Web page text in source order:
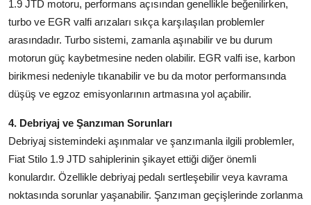
1.9 JTD motoru, performans açısından genellikle beğenilirken,
turbo ve EGR valfi arızaları sıkça karşılaşılan problemler
arasındadır. Turbo sistemi, zamanla aşınabilir ve bu durum
motorun güç kaybetmesine neden olabilir. EGR valfi ise, karbon
birikmesi nedeniyle tıkanabilir ve bu da motor performansında
düşüş ve egzoz emisyonlarının artmasına yol açabilir.
4. Debriyaj ve Şanzıman Sorunları
Debriyaj sistemindeki aşınmalar ve şanzımanla ilgili problemler,
Fiat Stilo 1.9 JTD sahiplerinin şikayet ettiği diğer önemli
konulardır. Özellikle debriyaj pedalı sertleşebilir veya kavrama
noktasında sorunlar yaşanabilir. Şanzıman geçişlerinde zorlanma